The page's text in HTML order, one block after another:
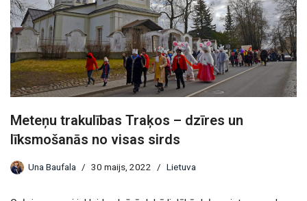
Meteņu trakulības Traķos – dzīres un
līksmošanās no visas sirds
Una Baufala 30 maijs, 2022 Lietuva